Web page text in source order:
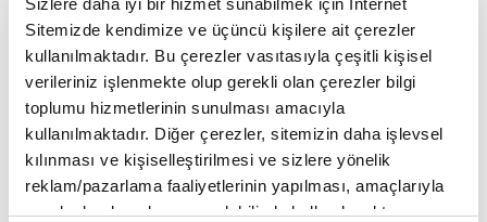
Sitemizde kendimize ve üçüncü kişilere ait çerezler
kullanılmaktadır. Bu çerezler vasıtasıyla çeşitli kişisel
verileriniz işlenmekte olup gerekli olan çerezler bilgi
toplumu hizmetlerinin sunulması amacıyla
kullanılmaktadır. Diğer çerezler, sitemizin daha işlevsel
kılınması ve kişiselleştirilmesi ve sizlere yönelik
reklam/pazarlama faaliyetlerinin yapılması, amaçlarıyla
sınırlı olarak açık rızanız dahilinde kullanılacaktır.
Alpman | 1.Bölüm | Yeni Oba